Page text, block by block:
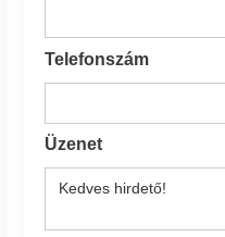
Telefonszám
Üzenet